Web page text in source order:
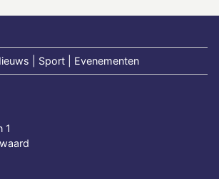
| Sport | Evenementen
1